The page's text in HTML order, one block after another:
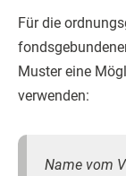
Für die
Muster eine
verwenden:
Name vom